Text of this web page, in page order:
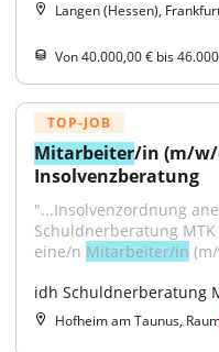
Langen (Hessen),
Von 40.000,00 € bis
TOP-JOB
Mitarbeiter/in (m/w/
Insolvenzberatung
"...Insolvenzordnung
Schuldnerberatung
eine/n Mitarbeiter/in
idh Schuldnerberatung
Hofheim am Taunus,